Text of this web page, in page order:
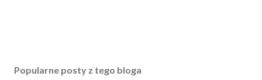
z
Popularne posty z tego bloga